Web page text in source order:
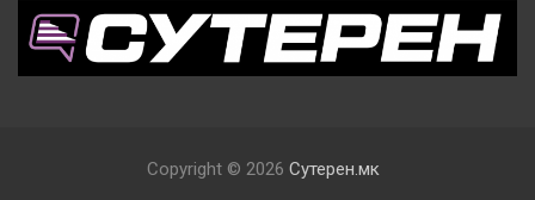
Copyright © 2026 Сутерен.мк